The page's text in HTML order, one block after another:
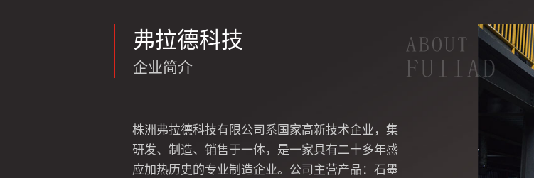
弗拉德科技
企业简介
株洲弗拉德科技有限公司系国家高新技术企业，集
研发、制造、销售于一体，是一家具有二十多年感
应加热历史的专业制造企业。公司主营产品：石墨